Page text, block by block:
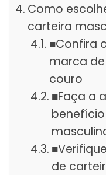
Como
carteira
■Confira
marca
couro
■Faça a
de